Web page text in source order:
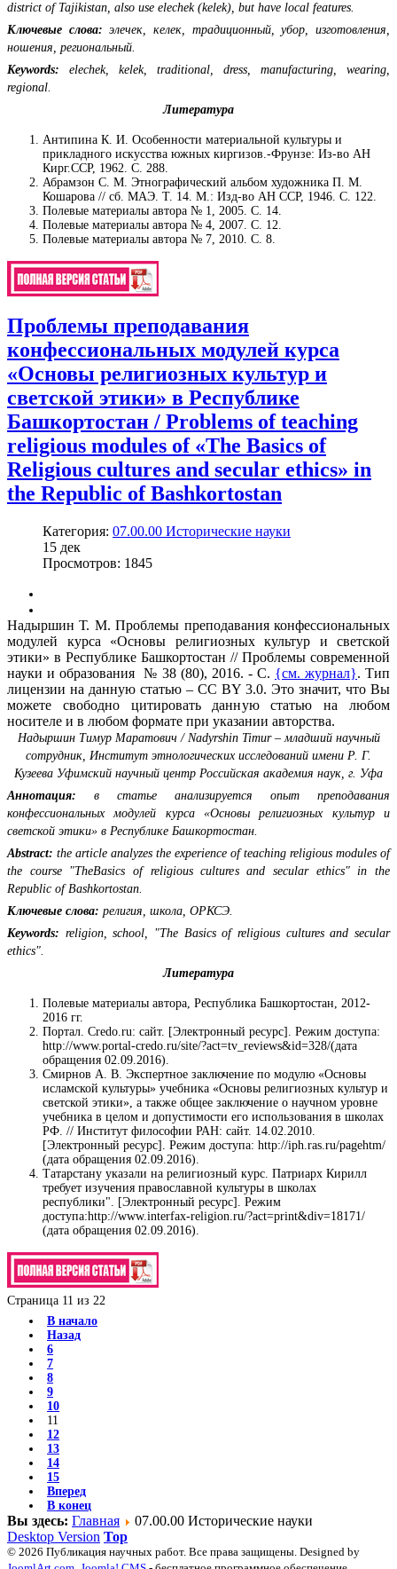
district of Tajikistan, also use elechek (kelek), but have local features.
Ключевые слова: элечек, келек, традиционный, убор, изготовления,
ношения, региональный.
Keywords: elechek, kelek, traditional, dress, manufacturing, wearing,
regional.
Литература
Антипина К. И. Особенности материальной культуры и
прикладного искусства южных киргизов.-Фрунзе: Из-во АН
Кирг.ССР, 1962. С. 288.
Абрамзон С. М. Этнографический альбом художника П. М.
Кошарова // сб. МАЭ. Т. 14. М.: Изд-во АН ССР, 1946. С. 122.
Полевые материалы автора № 1, 2005. С. 14.
Полевые материалы автора № 4, 2007. С. 12.
Полевые материалы автора № 7, 2010. С. 8.
Проблемы преподавания
конфессиональных модулей курса
«Основы религиозных культур и
светской этики» в Республике
Башкортостан / Problems of teaching
religious modules of «The Basics of
Religious cultures and secular ethics» in
the Republic of Bashkortostan
Категория: 07.00.00 Исторические науки
15 дек
Просмотров: 1845
Надыршин Т. М. Проблемы преподавания конфессиональных
модулей курса «Основы религиозных культур и светской
этики» в Республике Башкортостан // Проблемы современной
науки и образования № 38 (80), 2016. - С. {см. журнал}. Тип
лицензии на данную статью – CC BY 3.0. Это значит, что Вы
можете свободно цитировать данную статью на любом
носителе и в любом формате при указании авторства.
Надыршин Тимур Маратович / Nadyrshin Timur – младший научный
сотрудник, Институт этнологических исследований имени Р. Г.
Кузеева Уфимский научный центр Российская академия наук, г. Уфа
Аннотация: в статье анализируется опыт преподавания
конфессиональных модулей курса «Основы религиозных культур и
светской этики» в Республике Башкортостан.
Abstract: the article analyzes the experience of teaching religious modules of
the course "TheBasics of religious cultures and secular ethics" in the
Republic of Bashkortostan.
Ключевые слова: религия, школа, ОРКСЭ.
Keywords: religion, school, "The Basics of religious cultures and secular
ethics".
Литература
Полевые материалы автора, Республика Башкортостан, 2012-
2016 гг.
Портал. Credo.ru: сайт. [Электронный ресурс]. Режим доступа:
http://www.portal-credo.ru/site/?act=tv_reviews&id=328/(дата
обращения 02.09.2016).
Смирнов А. В. Экспертное заключение по модулю «Основы
исламской культуры» учебника «Основы религиозных культур и
светской этики», а также общее заключение о научном уровне
учебника в целом и допустимости его использования в школах
РФ. // Институт философии РАН: сайт. 14.02.2010.
[Электронный ресурс]. Режим доступа: http://iph.ras.ru/pagehtm/
(дата обращения 02.09.2016).
Татарстану указали на религиозный курс. Патриарх Кирилл
требует изучения православной культуры в школах
республики". [Электронный ресурс]. Режим
доступа:http://www.interfax-religion.ru/?act=print&div=18171/
(дата обращения 02.09.2016).
Страница 11 из 22
В начало
Назад
6
7
8
9
10
11
12
13
14
15
Вперед
В конец
Вы здесь: Главная
07.00.00 Исторические науки
Desktop Version Top
© 2026 Публикация научных работ. Все права защищены. Designed by